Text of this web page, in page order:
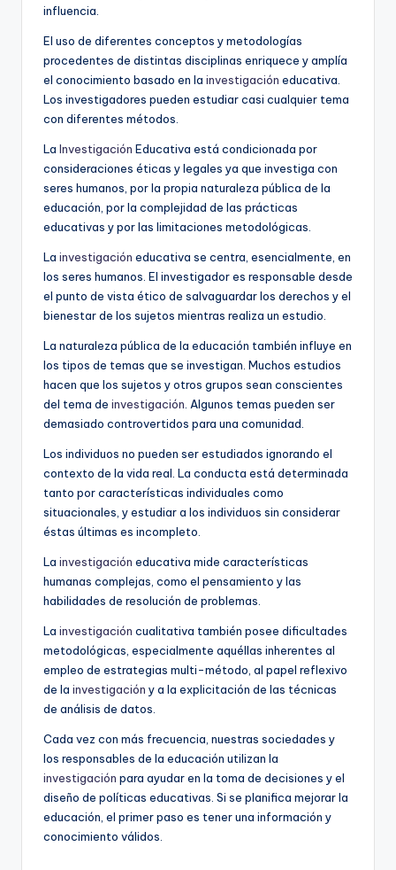
influencia.
El uso de diferentes conceptos y metodologías
procedentes de distintas disciplinas enriquece y amplía
el conocimiento basado en la investigación educativa.
Los investigadores pueden estudiar casi cualquier tema
con diferentes métodos.
La Investigación Educativa está condicionada por
consideraciones éticas y legales ya que investiga con
seres humanos, por la propia naturaleza pública de la
educación, por la complejidad de las prácticas
educativas y por las limitaciones metodológicas.
La investigación educativa se centra, esencialmente, en
los seres humanos. El investigador es responsable desde
el punto de vista ético de salvaguardar los derechos y el
bienestar de los sujetos mientras realiza un estudio.
La naturaleza pública de la educación también influye en
los tipos de temas que se investigan. Muchos estudios
hacen que los sujetos y otros grupos sean conscientes
del tema de investigación . Algunos temas pueden ser
demasiado controvertidos para una comunidad.
Los individuos no pueden ser estudiados ignorando el
contexto de la vida real. La conducta está determinada
tanto por características individuales como
situacionales, y estudiar a los individuos sin considerar
éstas últimas es incompleto.
La investigación educativa mide características
humanas complejas, como el pensamiento y las
habilidades de resolución de problemas.
La investigación cualitativa también posee dificultades
metodológicas, especialmente aquéllas inherentes al
empleo de estrategias multi-método, al papel reflexivo
de la investigación y a la explicitación de las técnicas
de análisis de datos.
Cada vez con más frecuencia, nuestras sociedades y
los responsables de la educación utilizan la
investigación para ayudar en la toma de decisiones y el
diseño de políticas educativas. Si se planifica mejorar la
educación, el primer paso es tener una información y
conocimiento válidos.